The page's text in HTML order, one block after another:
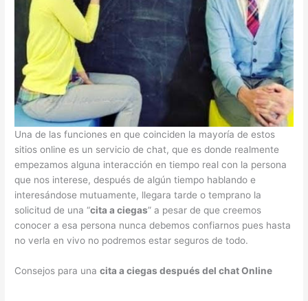
Una de las funciones en que coinciden la mayoría de estos
sitios online es un servicio de chat, que es donde realmente
empezamos alguna interacción en tiempo real con la persona
que nos interese, después de algún tiempo hablando e
interesándose mutuamente, llegara tarde o temprano la
solicitud de una “cita a ciegas” a pesar de que creemos
conocer a esa persona nunca debemos confiarnos pues hasta
no verla en vivo no podremos estar seguros de todo.
Consejos para unacita a ciegas después del chat Online